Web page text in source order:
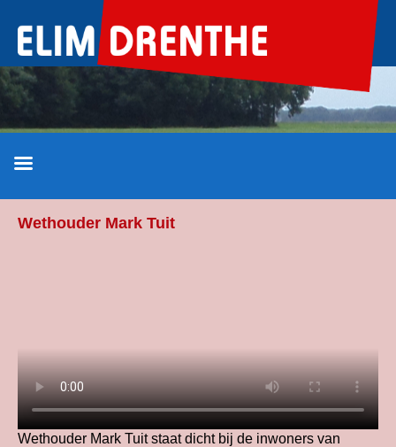
naar
inhoud
Wethouder Mark Tuit
Wethouder Mark Tuit staat dicht bij de inwoners van